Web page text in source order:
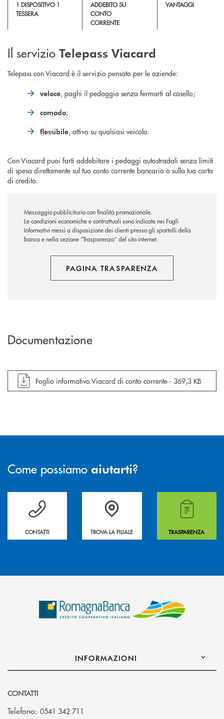
1 DISPOSITIVO 1
TESSERA
ADDEBITO SU
CONTO
CORRENTE
VANTAGGI
Il servizio Telepass Viacard
Telepass con Viacard è il servizio pensato per le aziende:
veloce, paghi il pedaggio senza fermarti al casello;
comodo;
flessibile, attivo su qualsiasi veicolo.
Con Viacard puoi farti addebitare i pedaggi autostradali senza limiti
di spesa direttamente sul tuo conto corrente bancario o sulla tua carta
di credito.
Messaggio pubblicitario con finalità promozionale.
Le condizioni economiche e contrattuali sono indicate nei Fogli
Informativi messi a disposizione dei clienti presso gli sportelli della
banca e nella sezione “Trasparenza” del sito internet.
PAGINA TRASPARENZA
Documentazione
apre documento in una nuova finestra
Foglio informativo Viacard di conto corrente - 369,3 KB
Come possiamo aiutarti?
Per ogni necessità compila il form e noi ti richiamiamo
CONTATTI
La&nbsp; Filiale &nbsp;vicina a te. &nbsp;
TROVA LA FILIALE
Hai bisogno di
TRASPARENZA
INFORMAZIONI
CONTATTI
Telefono: 0541 342.711